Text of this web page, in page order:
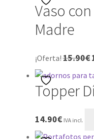
PRIVACIDAD
SOBRE NOSOTROS
Tienda
Wishlist
Vaso
Madre
¡Oferta!15.90€
Topper
14.90€ IVA incl.